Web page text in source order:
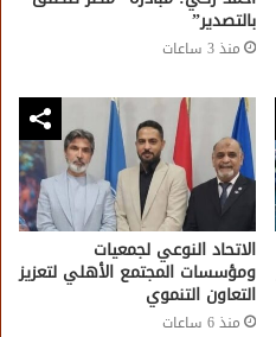
بالتصدير”
منذ 3 ساعات
الاتحاد النوعي لجمعيات
ومؤسسات المجتمع الأهلي لتعزيز
التعاون التنموي
منذ 6 ساعات